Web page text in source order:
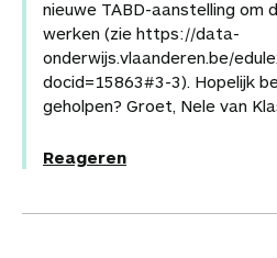
nieuwe TABD-aanstelling om
werken (zie https://data-
onderwijs.vlaanderen.be/
docid=15863#3-3). Hopelijk
geholpen? Groet, Nele van
Reageren